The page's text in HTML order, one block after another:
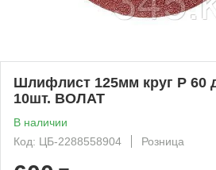
Шлифлист 125мм круг Р 60
10шт. ВОЛАТ
В наличии
Код: ЦБ-2288558904
Розница